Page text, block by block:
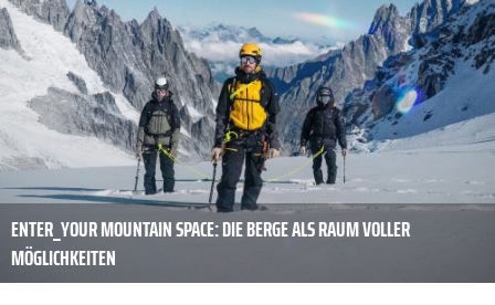
ENTER_YOUR MOUNTAIN SPACE: DIE BERGE ALS RAUM VOLLER
MÖGLICHKEITEN